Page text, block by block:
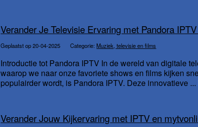
Verander Je Televisie Ervaring met Pandora
Geplaatst op 20-04-2025 Categorie:Muziek, televisie en films
Introductie tot Pandora IPTV In de wereld van digitale
waarop we naar onze favoriete shows en films kijken
populairder wordt, is Pandora IPTV. Deze innovatieve ...
Verander Jouw Kijkervaring met IPTV en